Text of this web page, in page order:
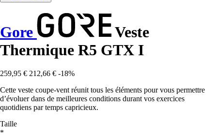
Gore
Veste
Thermique R5 GTX I
259,95 € 212,66 € -18%
Cette veste coupe-vent réunit tous les éléments pour vous permettre
d’évoluer dans de meilleures conditions durant vos exercices
quotidiens par temps capricieux.
Taille
*